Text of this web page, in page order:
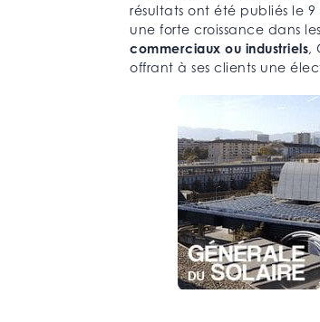
résultats ont été publiés le 9
une forte croissance dans
commerciaux ou industriels,
offrant à ses clients une